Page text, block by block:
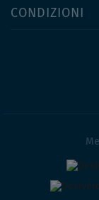
CONDIZIONI